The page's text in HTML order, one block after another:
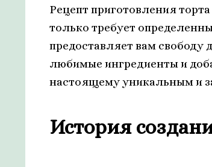
Рецепт приготовления
только требует
предоставляет вам свободу
любимые ингредиенты и
настоящему уникальным и
История